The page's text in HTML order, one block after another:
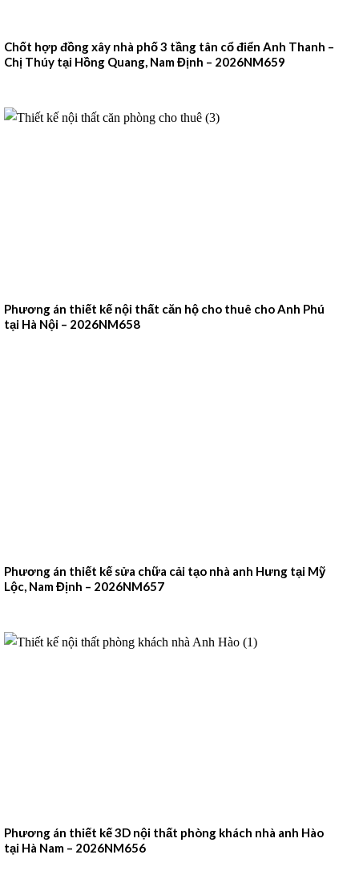
Chốt hợp đồng xây nhà phố 3 tầng tân cổ điển Anh Thanh –
Chị Thúy tại Hồng Quang, Nam Định – 2026NM659
Phương án thiết kế nội thất căn hộ cho thuê cho Anh Phú
tại Hà Nội – 2026NM658
Phương án thiết kế sửa chữa cải tạo nhà anh Hưng tại Mỹ
Lộc, Nam Định – 2026NM657
Phương án thiết kế 3D nội thất phòng khách nhà anh Hào
tại Hà Nam – 2026NM656